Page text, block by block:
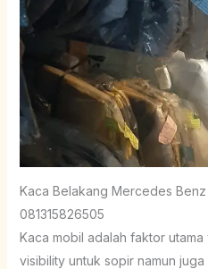
Kaca Belakang Mercedes
081315826505
Kaca mobil adalah faktor
visibility untuk sopir namun